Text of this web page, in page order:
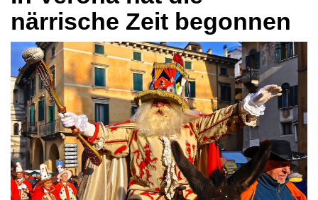
närrische Zeit begonnen